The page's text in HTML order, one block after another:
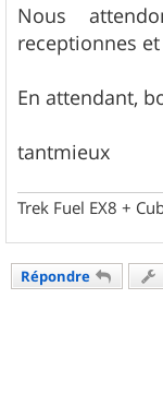
Nous
receptionnes
En attendant,
tantmieux
Trek Fuel EX8 +
Répondre